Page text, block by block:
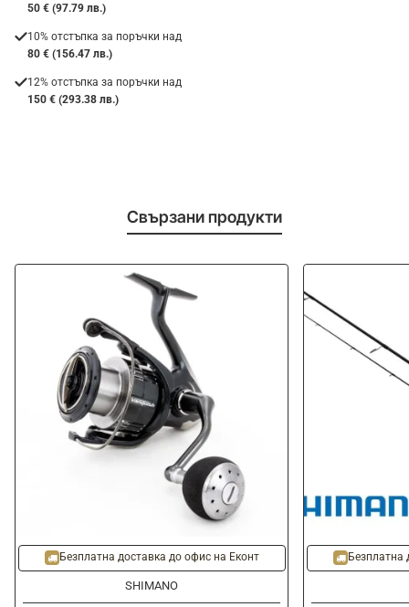
50 € (97.79 лв.)
10% отстъпка за поръчки над
80 € (156.47 лв.)
12% отстъпка за поръчки над
150 € (293.38 лв.)
Свързани продукти
-13%
Безплатна доставка до офис на Еконт
SHIMANO
-20%
Безплатна